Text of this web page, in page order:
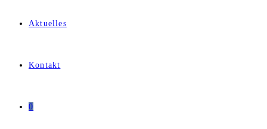
Aktuelles
Kontakt
0